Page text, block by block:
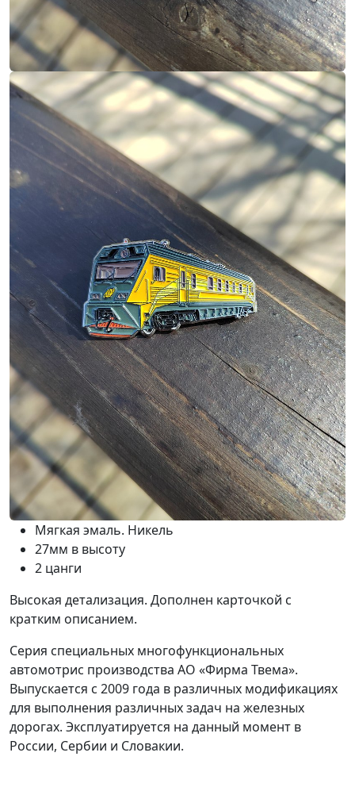
Мягкая эмаль. Никель
27мм в высоту
2 цанги
Высокая детализация. Дополнен карточкой с
кратким описанием.
Серия специальных многофункциональных
автомотрис производства АО «Фирма Твема».
Выпускается с 2009 года в различных модификациях
для выполнения различных задач на железных
дорогах. Эксплуатируется на данный момент в
России, Сербии и Словакии.